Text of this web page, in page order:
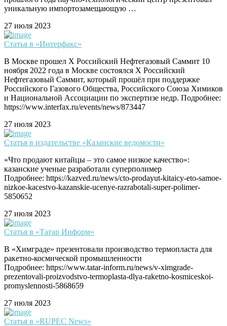
уникальную импортозамещающую …
27 июля 2023
Статья в «Интерфакс»
В Москве прошел X Российский Нефтегазовый Саммит 10
ноября 2022 года в Москве состоялся X Российский
Нефтегазовый Саммит, который прошёл при поддержке
Российского Газового Общества, Российского Союза Химиков
и Национальной Ассоциации по экспертизе недр. Подробнее:
https://www.interfax.ru/events/news/873447
27 июля 2023
Статья в издательстве «Казанские ведомости»
«Что продают китайцы – это самое низкое качество»:
казанские ученые разработали суперполимер
Подробнее: https://kazved.ru/news/cto-prodayut-kitaicy-eto-samoe-
nizkoe-kacestvo-kazanskie-ucenye-razrabotali-super-polimer-
5850652
27 июля 2023
Статья в «Татар Информ»
В «Химграде» презентовали производство термопласта для
ракетно-космической промышленности
Подробнее: https://www.tatar-inform.ru/news/v-ximgrade-
prezentovali-proizvodstvo-termoplasta-dlya-raketno-kosmiceskoi-
promyslennosti-5868659
27 июля 2023
Статья в «RUPEC News»